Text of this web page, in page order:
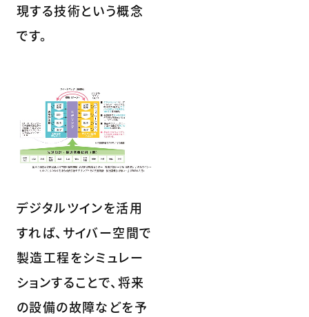
現する技術という概念
です。
デジタルツインを活用
すれば、サイバー空間で
製造工程をシミュレー
ションすることで、将来
の設備の故障などを予